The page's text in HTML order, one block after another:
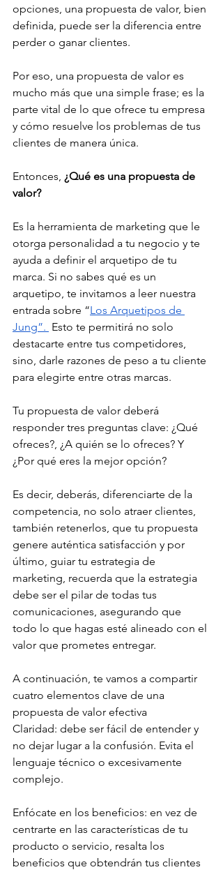
opciones, una propuesta de valor, bien
definida, puede ser la diferencia entre
perder o ganar clientes.
Por eso, una propuesta de valor es
mucho más que una simple frase; es la
parte vital de lo que ofrece tu empresa
y cómo resuelve los problemas de tus
clientes de manera única.
Entonces, ¿Qué es una propuesta de
valor?
Es la herramienta de marketing que le
otorga personalidad a tu negocio y te
ayuda a definir el arquetipo de tu
marca. Si no sabes qué es un
arquetipo, te invitamos a leer nuestra
entrada sobre “Los Arquetipos de
Jung”. Esto te permitirá no solo
destacarte entre tus competidores,
sino, darle razones de peso a tu cliente
para elegirte entre otras marcas.
Tu propuesta de valor deberá
responder tres preguntas clave: ¿Qué
ofreces?, ¿A quién se lo ofreces? Y
¿Por qué eres la mejor opción?
Es decir, deberás, diferenciarte de la
competencia, no solo atraer clientes,
también retenerlos, que tu propuesta
genere auténtica satisfacción y por
último, guiar tu estrategia de
marketing, recuerda que la estrategia
debe ser el pilar de todas tus
comunicaciones, asegurando que
todo lo que hagas esté alineado con el
valor que prometes entregar.
A continuación, te vamos a compartir
cuatro elementos clave de una
propuesta de valor efectiva
Claridad: debe ser fácil de entender y
no dejar lugar a la confusión. Evita el
lenguaje técnico o excesivamente
complejo.
Enfócate en los beneficios: en vez de
centrarte en las características de tu
producto o servicio, resalta los
beneficios que obtendrán tus clientes